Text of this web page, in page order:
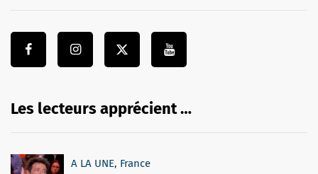
Les lecteurs apprécient …
A LA UNE, France